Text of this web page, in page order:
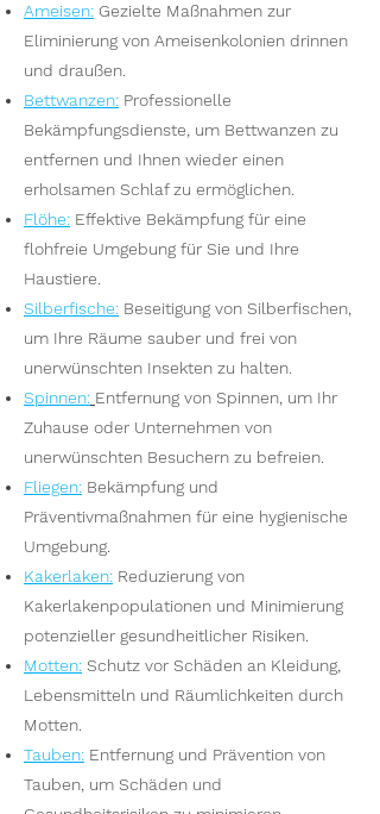
Ameisen: Gezielte Maßnahmen zur
Eliminierung von Ameisenkolonien drinnen
und draußen.
Bettwanzen: Professionelle
Bekämpfungsdienste, um Bettwanzen zu
entfernen und Ihnen wieder einen
erholsamen Schlaf zu ermöglichen.
Flöhe: Effektive Bekämpfung für eine
flohfreie Umgebung für Sie und Ihre
Haustiere.
Silberfische: Beseitigung von Silberfischen,
um Ihre Räume sauber und frei von
unerwünschten Insekten zu halten.
Spinnen: Entfernung von Spinnen, um Ihr
Zuhause oder Unternehmen von
unerwünschten Besuchern zu befreien.
Fliegen: Bekämpfung und
Präventivmaßnahmen für eine hygienische
Umgebung.
Kakerlaken: Reduzierung von
Kakerlakenpopulationen und Minimierung
potenzieller gesundheitlicher Risiken.
Motten: Schutz vor Schäden an Kleidung,
Lebensmitteln und Räumlichkeiten durch
Motten.
Tauben: Entfernung und Prävention von
Tauben, um Schäden und